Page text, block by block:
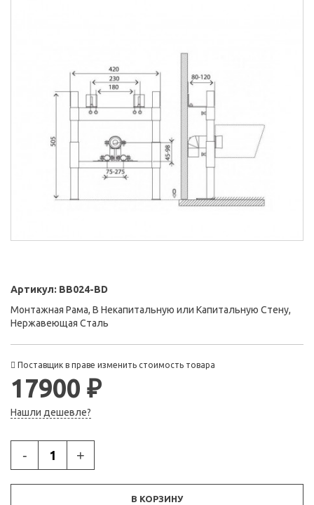
Артикул: BB024-BD
Монтажная Рама, В Некапитальную или Капитальную Стену,
Нержавеющая Сталь
Поставщик в праве изменить стоимость товара
17900 ₽
Нашли дешевле?
- +
В КОРЗИНУ